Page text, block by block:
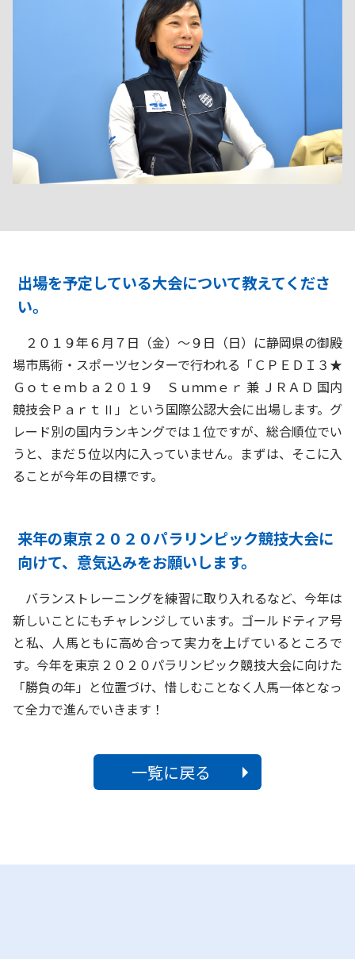
出場を予定している大会について教えてくださ
い。
２０１９年６月７日（金）～９日（日）に静岡県の御殿
場市馬術・スポーツセンターで行われる「ＣＰＥＤＩ３★
Ｇｏｔｅｍｂａ２０１９ Ｓｕｍｍｅｒ 兼 ＪＲＡＤ 国内
競技会ＰａｒｔⅡ」という国際公認大会に出場します。グ
レード別の国内ランキングでは１位ですが、総合順位でい
うと、まだ５位以内に入っていません。まずは、そこに入
ることが今年の目標です。
来年の東京２０２０パラリンピック競技大会に
向けて、意気込みをお願いします。
バランストレーニングを練習に取り入れるなど、今年は
新しいことにもチャレンジしています。ゴールドティア号
と私、人馬ともに高め合って実力を上げているところで
す。今年を東京２０２０パラリンピック競技大会に向けた
「勝負の年」と位置づけ、惜しむことなく人馬一体となっ
て全力で進んでいきます！
一覧に戻る